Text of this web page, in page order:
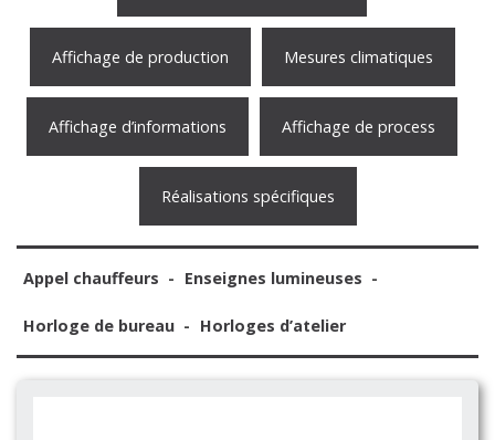
Affichage de production Mesures climatiques
Affichage d’informations Affichage de process
Réalisations spécifiques
Appel chauffeurs Enseignes lumineuses
Horloge de bureau Horloges d’atelier